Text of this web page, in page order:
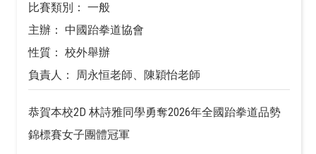
比賽類別： 一般
主辦： 中國跆拳道協會
性質： 校外舉辦
負責人： 周永恒老師、陳穎怡老師
恭賀本校2D 林詩雅同學勇奪2026年全國跆拳道品勢
錦標賽女子團體冠軍